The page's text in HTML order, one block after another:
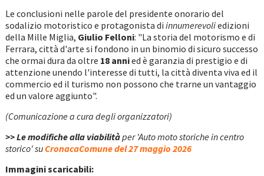
Le conclusioni nelle parole del presidente onorario del
sodalizio motoristico e protagonista di innumerevoliedizioni
della Mille Miglia, Giulio Felloni: "La storia del motorismo e di
Ferrara, città d'arte si fondono in un binomio di sicuro successo
che ormai dura da oltre 18 annied è garanzia di prestigio e di
attenzione unendo l'interesse di tutti, la città diventa viva ed il
commercio ed il turismo non possono che trarne un vantaggio
ed un valore aggiunto".
(Comunicazione a cura degli organizzatori)
>> Le modifiche alla viabilitàper 'Auto moto storiche in centro
storico' su CronacaComune del 27 maggio 2026
Immagini scaricabili: